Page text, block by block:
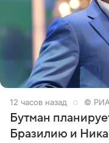
12 часов назад ©
Бутман
Бразилию и